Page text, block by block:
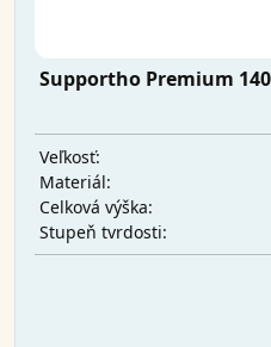
Supportho Premium
Veľkosť:
Materiál:
Celková výška:
Stupeň tvrdosti: